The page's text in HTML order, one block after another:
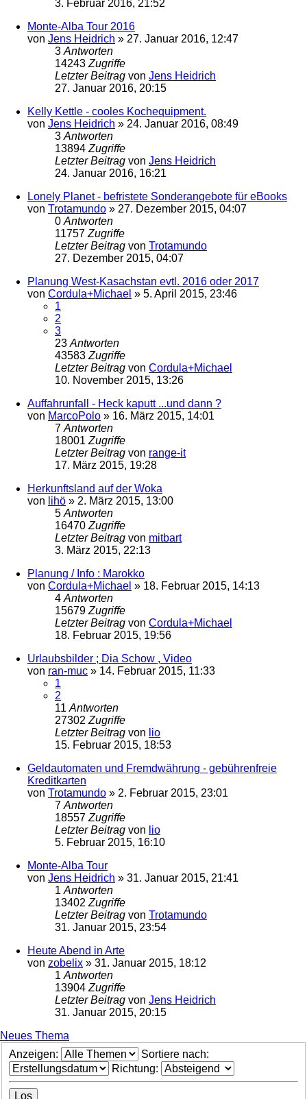
3. Februar 2016, 21:52
Monte-Alba Tour 2016
von Jens Heidrich » 27. Januar 2016, 12:47
3 Antworten
14243 Zugriffe
Letzter Beitrag von Jens Heidrich
27. Januar 2016, 20:15
Kelly Kettle - cooles Kochequipment.
von Jens Heidrich » 24. Januar 2016, 08:49
3 Antworten
13894 Zugriffe
Letzter Beitrag von Jens Heidrich
24. Januar 2016, 16:21
Lonely Planet - befristete Sonderangebote für eBooks
von Trotamundo » 27. Dezember 2015, 04:07
0 Antworten
11757 Zugriffe
Letzter Beitrag von Trotamundo
27. Dezember 2015, 04:07
Planung West-Kasachstan evtl. 2016 oder 2017
von Cordula+Michael » 5. April 2015, 23:46
1
2
3
23 Antworten
43583 Zugriffe
Letzter Beitrag von Cordula+Michael
10. November 2015, 13:26
Auffahrunfall - Heck kaputt ...und dann ?
von MarcoPolo » 16. März 2015, 14:01
7 Antworten
18001 Zugriffe
Letzter Beitrag von range-it
17. März 2015, 19:28
Herkunftsland auf der Woka
von lihö » 2. März 2015, 13:00
5 Antworten
16470 Zugriffe
Letzter Beitrag von mitbart
3. März 2015, 22:13
Planung / Info : Marokko
von Cordula+Michael » 18. Februar 2015, 14:13
4 Antworten
15679 Zugriffe
Letzter Beitrag von Cordula+Michael
18. Februar 2015, 19:56
Urlaubsbilder ; Dia Schow , Video
von ran-muc » 14. Februar 2015, 11:33
1
2
11 Antworten
27302 Zugriffe
Letzter Beitrag von lio
15. Februar 2015, 18:53
Geldautomaten und Fremdwährung - gebührenfreie
Kreditkarten
von Trotamundo » 2. Februar 2015, 23:01
7 Antworten
18557 Zugriffe
Letzter Beitrag von lio
5. Februar 2015, 16:10
Monte-Alba Tour
von Jens Heidrich » 31. Januar 2015, 21:41
1 Antworten
13402 Zugriffe
Letzter Beitrag von Trotamundo
31. Januar 2015, 23:54
Heute Abend in Arte
von zobelix » 31. Januar 2015, 18:12
1 Antworten
13904 Zugriffe
Letzter Beitrag von Jens Heidrich
31. Januar 2015, 20:15
Neues Thema
Anzeigen:
Sortiere nach:
Richtung: